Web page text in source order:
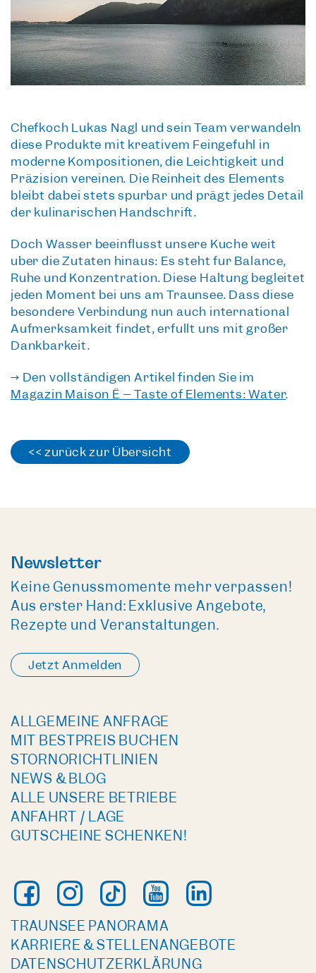
Chefkoch Lukas Nagl und sein Team verwandeln
diese Produkte mit kreativem Feingefühl in
moderne Kompositionen, die Leichtigkeit und
Präzision vereinen. Die Reinheit des Elements
bleibt dabei stets spürbar und prägt jedes Detail
der kulinarischen Handschrift.
Doch Wasser beeinflusst unsere Küche weit
über die Zutaten hinaus: Es steht für Balance,
Ruhe und Konzentration. Diese Haltung begleitet
jeden Moment bei uns am Traunsee. Dass diese
besondere Verbindung nun auch international
Aufmerksamkeit findet, erfüllt uns mit großer
Dankbarkeit.
→ Den vollständigen Artikel finden Sie im
Magazin Maison Ë – Taste of Elements: Water.
<< zurück zur Übersicht
Newsletter
Keine Genussmomente mehr verpassen!
Aus erster Hand: Exklusive Angebote,
Rezepte und Veranstaltungen.
Jetzt Anmelden
ALLGEMEINE ANFRAGE
MIT BESTPREIS BUCHEN
STORNORICHTLINIEN
NEWS & BLOG
ALLE UNSERE BETRIEBE
ANFAHRT / LAGE
GUTSCHEINE SCHENKEN!
TRAUNSEE PANORAMA
KARRIERE & STELLENANGEBOTE
DATENSCHUTZERKLÄRUNG